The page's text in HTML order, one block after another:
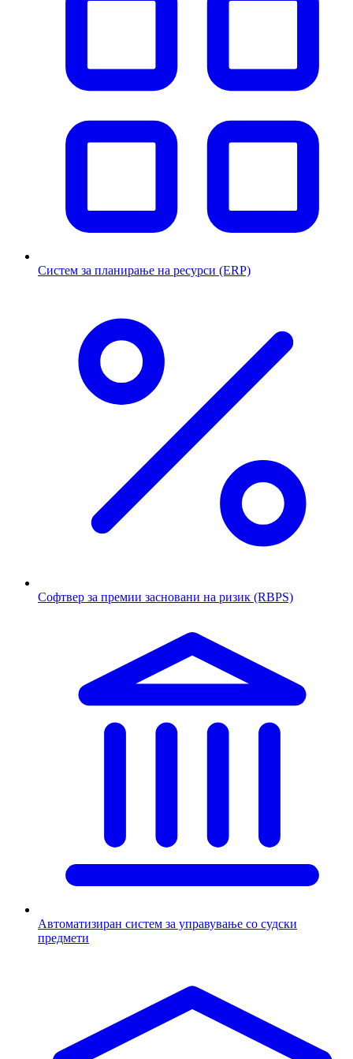
Систем за планирање на ресурси (ERP)
Софтвер за премии засновани на ризик (RBPS)
Автоматизиран систем за управување со судски
предмети